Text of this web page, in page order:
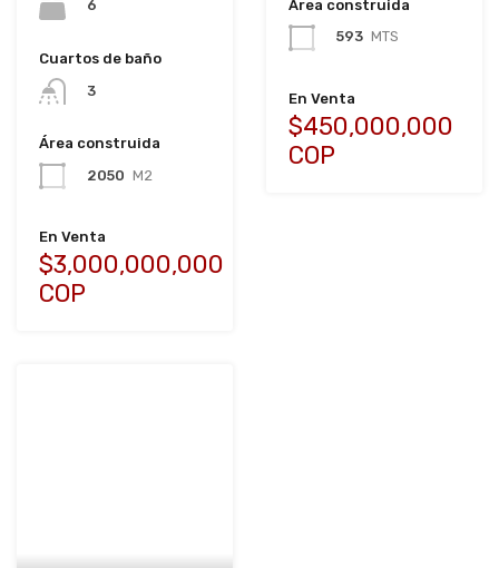
6
Cuartos de baño
3
Área construida
2050 M2
En Venta
$3,000,000,000
COP
Área construida
593 MTS
En Venta
$450,000,000
COP